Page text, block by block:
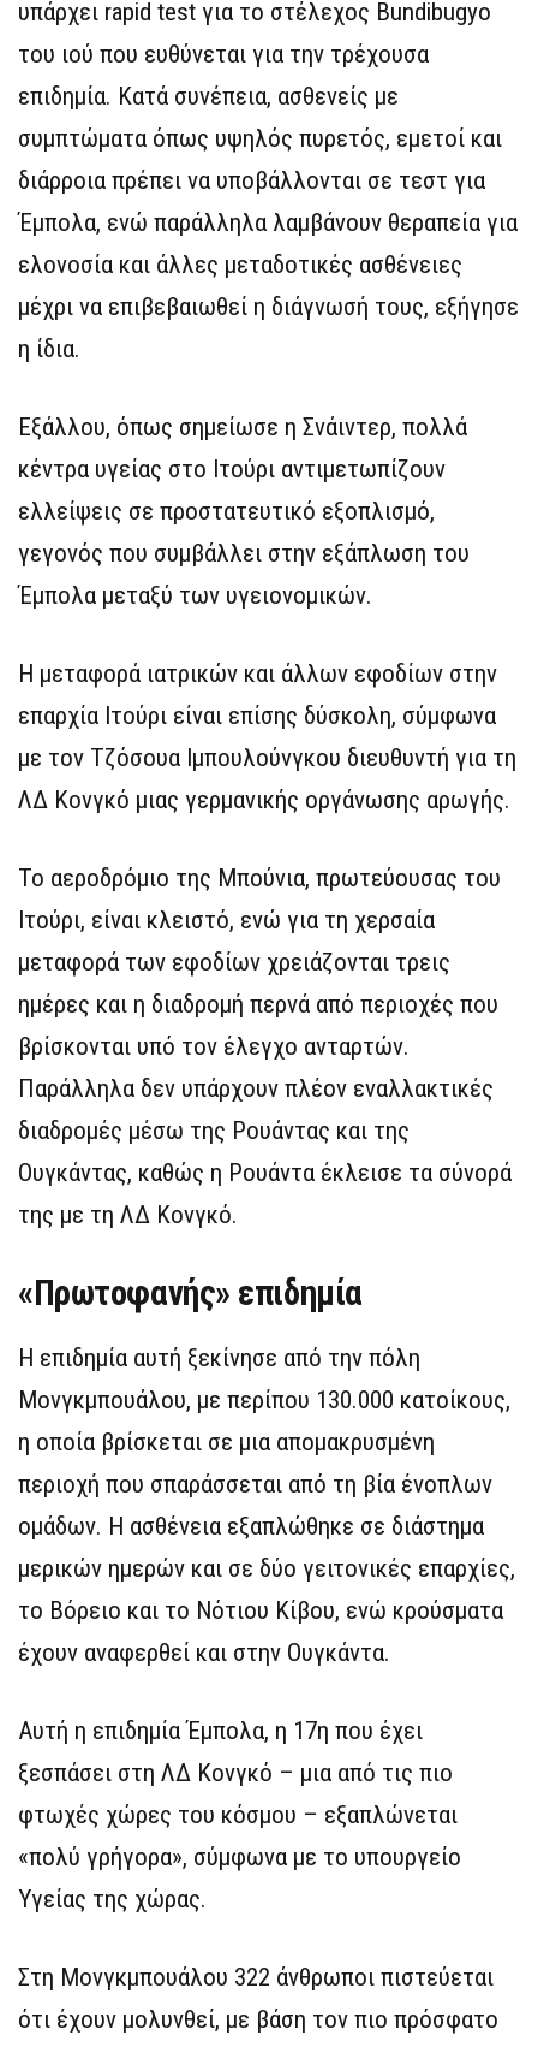
υπάρχει rapid test για το στέλεχος Bundibugyo
του ιού που ευθύνεται για την τρέχουσα
επιδημία. Κατά συνέπεια, ασθενείς με
συμπτώματα όπως υψηλός πυρετός, εμετοί και
διάρροια πρέπει να υποβάλλονται σε τεστ για
Έμπολα, ενώ παράλληλα λαμβάνουν θεραπεία για
ελονοσία και άλλες μεταδοτικές ασθένειες
μέχρι να επιβεβαιωθεί η διάγνωσή τους, εξήγησε
η ίδια.
Εξάλλου, όπως σημείωσε η Σνάιντερ, πολλά
κέντρα υγείας στο Ιτούρι αντιμετωπίζουν
ελλείψεις σε προστατευτικό εξοπλισμό,
γεγονός που συμβάλλει στην εξάπλωση του
Έμπολα μεταξύ των υγειονομικών.
Η μεταφορά ιατρικών και άλλων εφοδίων στην
επαρχία Ιτούρι είναι επίσης δύσκολη, σύμφωνα
με τον Τζόσουα Ιμπουλούνγκου διευθυντή για τη
ΛΔ Κονγκό μιας γερμανικής οργάνωσης αρωγής.
Το αεροδρόμιο της Μπούνια, πρωτεύουσας του
Ιτούρι, είναι κλειστό, ενώ για τη χερσαία
μεταφορά των εφοδίων χρειάζονται τρεις
ημέρες και η διαδρομή περνά από περιοχές που
βρίσκονται υπό τον έλεγχο ανταρτών.
Παράλληλα δεν υπάρχουν πλέον εναλλακτικές
διαδρομές μέσω της Ρουάντας και της
Ουγκάντας, καθώς η Ρουάντα έκλεισε τα σύνορά
της με τη ΛΔ Κονγκό.
«Πρωτοφανής» επιδημία
Η επιδημία αυτή ξεκίνησε από την πόλη
Μονγκμπουάλου, με περίπου 130.000 κατοίκους,
η οποία βρίσκεται σε μια απομακρυσμένη
περιοχή που σπαράσσεται από τη βία ένοπλων
ομάδων. Η ασθένεια εξαπλώθηκε σε διάστημα
μερικών ημερών και σε δύο γειτονικές επαρχίες,
το Βόρειο και το Νότιου Κίβου, ενώ κρούσματα
έχουν αναφερθεί και στην Ουγκάντα.
Αυτή η επιδημία Έμπολα, η 17η που έχει
ξεσπάσει στη ΛΔ Κονγκό – μια από τις πιο
φτωχές χώρες του κόσμου – εξαπλώνεται
«πολύ γρήγορα», σύμφωνα με το υπουργείο
Υγείας της χώρας.
Στη Μονγκμπουάλου 322 άνθρωποι πιστεύεται
ότι έχουν μολυνθεί, με βάση τον πιο πρόσφατο